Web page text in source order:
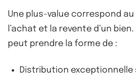
Une plus-value correspond
l’achat et la revente d’un
peut prendre la forme de :
Distribution exceptionnelle